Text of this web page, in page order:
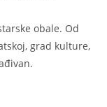
obale. Od
grad kulture,